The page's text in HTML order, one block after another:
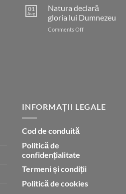
nostru
care
ești
în
01
Aug
Natura declară
gloria lui Dumnezeu
Comments Offon
INFORMAȚII LEGALE
Cod de conduită
Politică de
confidențialitate
Termeni și condiții
Politică de cookies